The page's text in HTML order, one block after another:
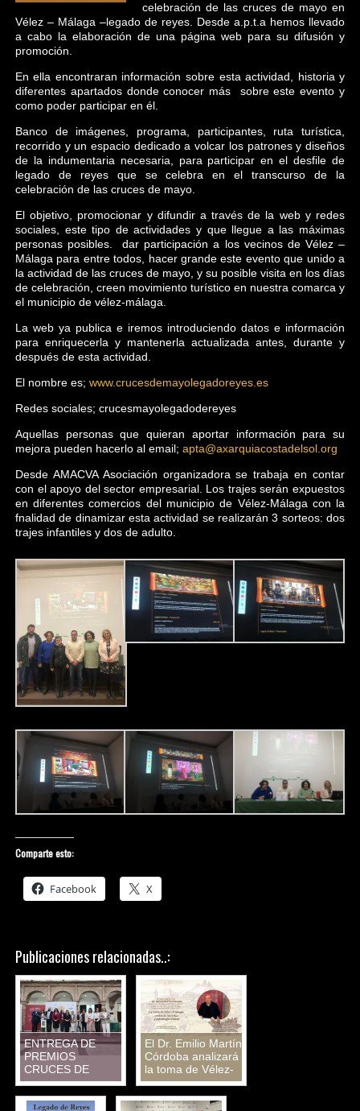
celebración de las cruces de mayo en
Vélez – Málaga –legado de reyes. Desde a.p.t.a hemos llevado
a cabo la elaboración de una página web para su difusión y
promoción.
En ella encontraran información sobre esta actividad, historia y
diferentes apartados donde conocer más sobre este evento y
como poder participar en él.
Banco de imágenes, programa, participantes, ruta turística,
recorrido y un espacio dedicado a volcar los patrones y diseños
de la indumentaria necesaria, para participar en el desfile de
legado de reyes que se celebra en el transcurso de la
celebración de las cruces de mayo.
El objetivo, promocionar y difundir a través de la web y redes
sociales, este tipo de actividades y que llegue a las máximas
personas posibles. dar participación a los vecinos de Vélez –
Málaga para entre todos, hacer grande este evento que unido a
la actividad de las cruces de mayo, y su posible visita en los días
de celebración, creen movimiento turístico en nuestra comarca y
el municipio de vélez-málaga.
La web ya publica e iremos introduciendo datos e información
para enriquecerla y mantenerla actualizada antes, durante y
después de esta actividad.
El nombre es; www.crucesdemayolegadoreyes.es
Redes sociales; crucesmayolegadodereyes
Aquellas personas que quieran aportar información para su
mejora pueden hacerlo al email; apta@axarquiacostadelsol.org
Desde AMACVA Asociación organizadora se trabaja en contar
con el apoyo del sector empresarial. Los trajes serán expuestos
en diferentes comercios del municipio de Vélez-Málaga con la
fnalidad de dinamizar esta actividad se realizarán 3 sorteos: dos
trajes infantiles y dos de adulto.
Comparte esto:
Facebook X
Publicaciones relacionadas..:
ENTREGA DE
PREMIOS
CRUCES DE
MAYO
El Dr. Emilio Martín
Córdoba analizará
la toma de Vélez-
Málaga
conferencia
magistral